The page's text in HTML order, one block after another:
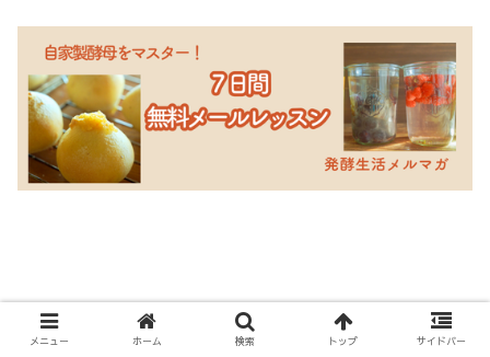
ライン登録で ＼＼ 豪華５大特典プレゼント
メニュー ホーム 検索 トップ サイドバー